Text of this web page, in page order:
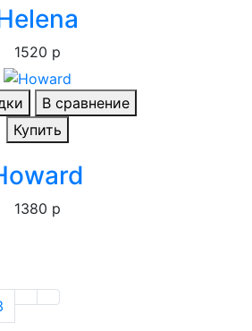
1520 р
В сравнение
Купить
1380 р